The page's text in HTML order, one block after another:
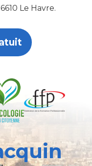
Le Havre.